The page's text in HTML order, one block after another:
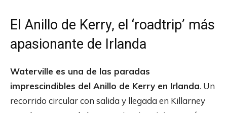
El Anillo de Kerry, el ‘roadtrip’ más
apasionante de Irlanda
Waterville es una de las paradas
imprescindibles del Anillo de Kerry en Irlanda. Un
recorrido circular con salida y llegada en Killarney